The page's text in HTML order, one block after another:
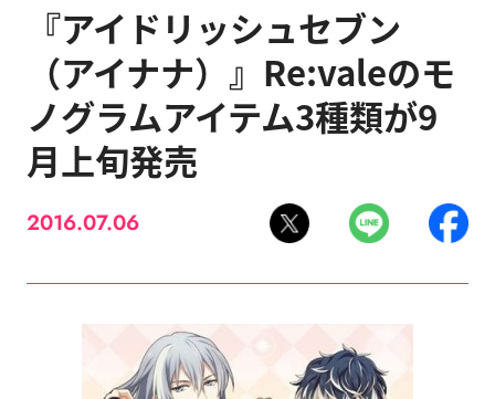
『アイドリッシュセブン
（アイナナ）』Re:valeのモ
ノグラムアイテム3種類が9
月上旬発売
2016.07.06